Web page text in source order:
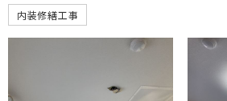
内装修繕工事